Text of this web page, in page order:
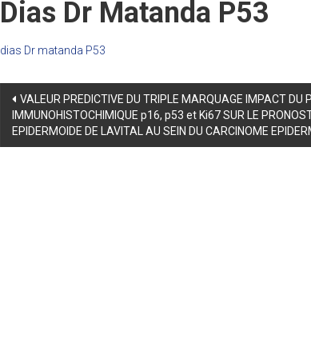
Dias Dr Matanda P53
dias Dr matanda P53
Post
navigation
VALEUR PREDICTIVE DU TRIPLE MARQUAGE IMPACT DU
IMMUNOHISTOCHIMIQUE p16, p53 et Ki67 SUR LE
EPIDERMOIDE DE LAVITAL AU SEIN DU CARCINOME